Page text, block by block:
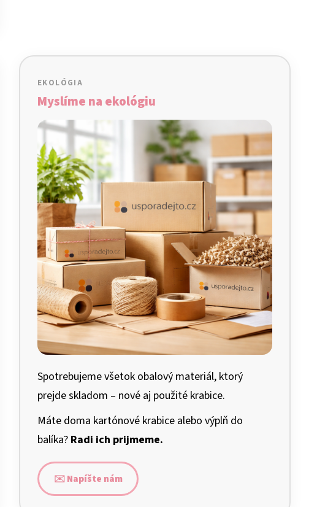
EKOLÓGIA
Myslíme na ekológiu
Spotrebujeme všetok obalový materiál, ktorý
prejde skladom – nové aj použité krabice.
Máte doma kartónové krabice alebo výplň do
balíka? Radi ich prijmeme.
✉️ Napíšte nám